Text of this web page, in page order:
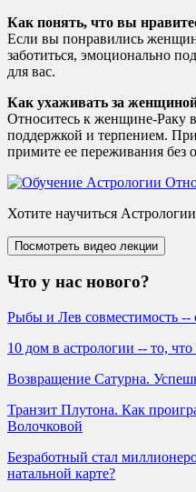
Как понять, что вы
Если вы понравились
заботиться, эмоционально
для вас.
Как ухаживать за
Относитесь к женщине-Раку
поддержкой и терпением.
примите ее переживания без
Хотите научиться
Что у нас нового?
Рыбы и Лев совместимость --
10 дом в астрологии -- то, что
Возвращение Сатурна.
Транзит Плутона. Как
Волочковой
Безработный стал
натальной карте?